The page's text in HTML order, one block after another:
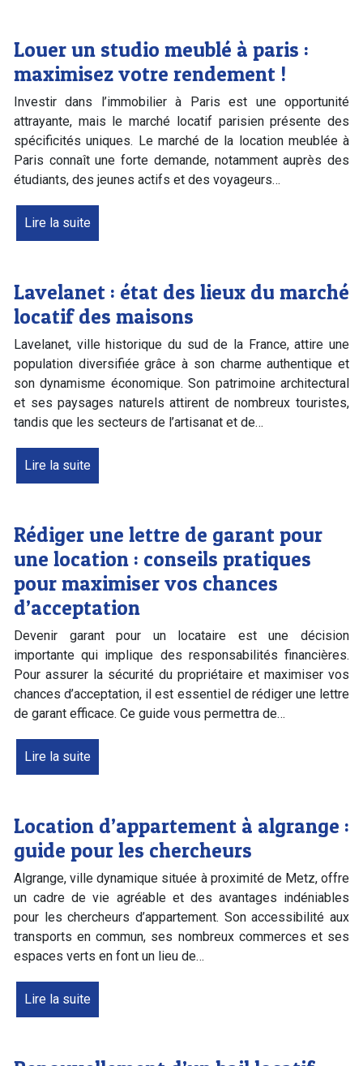
Louer un studio meublé à paris :
maximisez votre rendement !
Investir dans l’immobilier à Paris est une opportunité
attrayante, mais le marché locatif parisien présente des
spécificités uniques. Le marché de la location meublée à
Paris connaît une forte demande, notamment auprès des
étudiants, des jeunes actifs et des voyageurs…
Lire la suite
Lavelanet : état des lieux du marché
locatif des maisons
Lavelanet, ville historique du sud de la France, attire une
population diversifiée grâce à son charme authentique et
son dynamisme économique. Son patrimoine architectural
et ses paysages naturels attirent de nombreux touristes,
tandis que les secteurs de l’artisanat et de…
Lire la suite
Rédiger une lettre de garant pour
une location : conseils pratiques
pour maximiser vos chances
d’acceptation
Devenir garant pour un locataire est une décision
importante qui implique des responsabilités financières.
Pour assurer la sécurité du propriétaire et maximiser vos
chances d’acceptation, il est essentiel de rédiger une lettre
de garant efficace. Ce guide vous permettra de…
Lire la suite
Location d’appartement à algrange :
guide pour les chercheurs
Algrange, ville dynamique située à proximité de Metz, offre
un cadre de vie agréable et des avantages indéniables
pour les chercheurs d’appartement. Son accessibilité aux
transports en commun, ses nombreux commerces et ses
espaces verts en font un lieu de…
Lire la suite